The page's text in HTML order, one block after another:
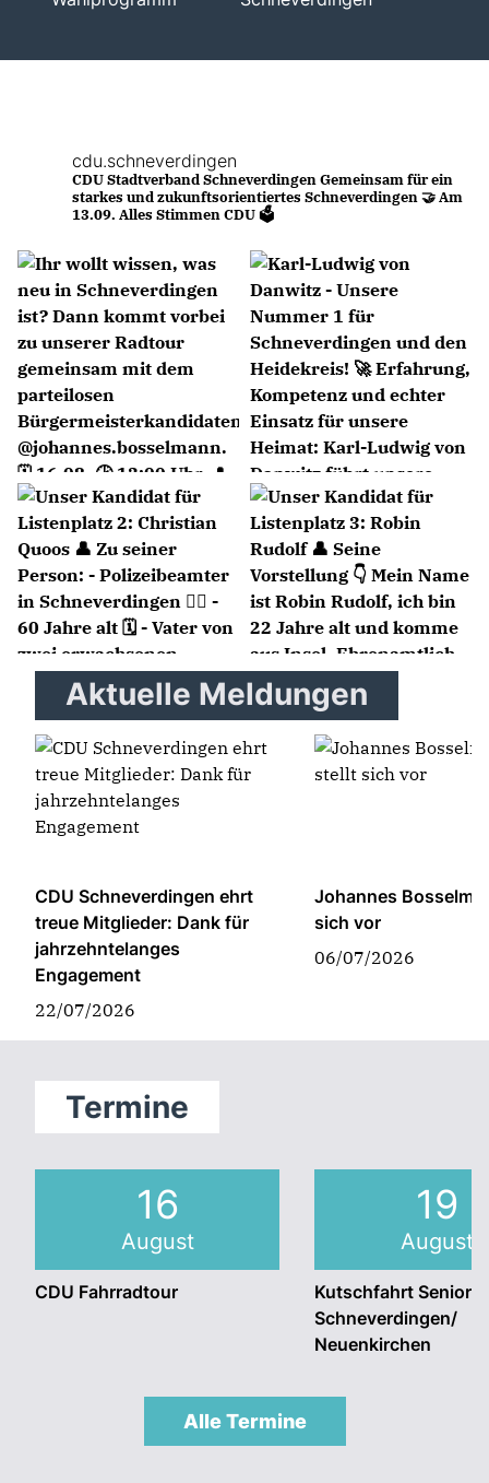
cdu.schneverdingen
CDU Stadtverband SchneverdingenGemeinsam für ein
starkes und zukunftsorientiertes Schneverdingen 🤝Am
13.09. Alles Stimmen CDU 🗳
Mehr laden
Aktuelle Meldungen
CDU Schneverdingen ehrt
treue Mitglieder: Dank für
jahrzehntelanges
Engagement
22/07/2026
Johannes
sich vor
06/07/2026
Termine
16
August
CDU Fahrradtour
19
August
Kutschfahrt
Schneverdingen/
Neuenkirchen
Alle Termine